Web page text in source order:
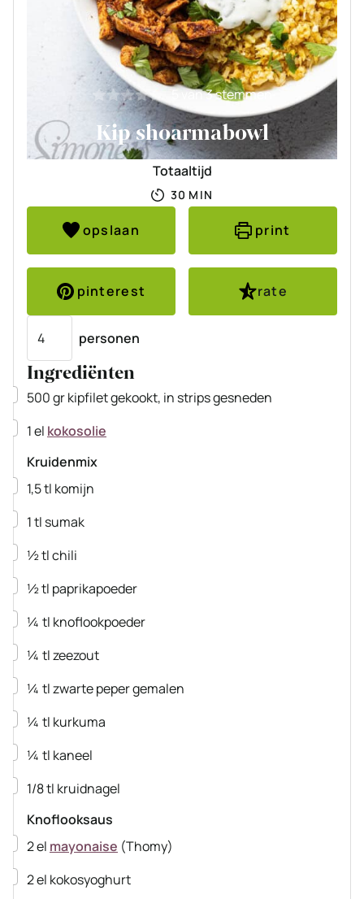
5van3stemmen
Kip shoarmabowl
Totaaltijd
30 MINUTEN
MIN
opslaan print
pinterest
rate
personen
Ingrediënten
▢
500grkipfiletgekookt, in strips gesneden
▢
1el kokosolie
Kruidenmix
▢
1,5tl komijn
▢
1tl sumak
▢
½tlchili
▢
½tl paprikapoeder
▢
¼ tl knoflookpoeder
▢
¼ tlzeezout
▢
¼ tlzwarte pepergemalen
▢
¼ tl kurkuma
▢
¼ tl kaneel
▢
1/8tl kruidnagel
Knoflooksaus
▢
2el mayonaise (Thomy)
▢
2el kokosyoghurt